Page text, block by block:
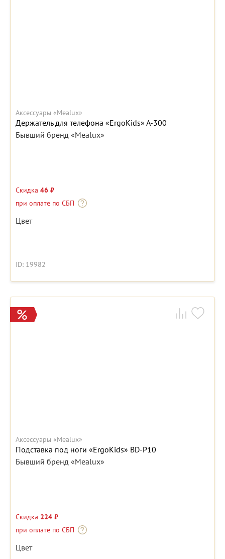
Аксессуары «Mealux»
Держатель для телефона «ErgoKids» A-300
Бывший бренд «Mealux»
Скидка 46 ₽
при оплате по СБП
Цвет
ID: 19982
Аксессуары «Mealux»
Подставка под ноги «ErgoKids» BD-P10
Бывший бренд «Mealux»
Скидка 224 ₽
при оплате по СБП
Цвет